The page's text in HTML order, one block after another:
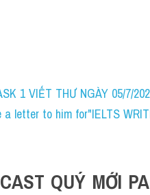
1 VIẾT THƯ NGÀY 05/7/
letter to him for"IELTS
QUÝ MỚI